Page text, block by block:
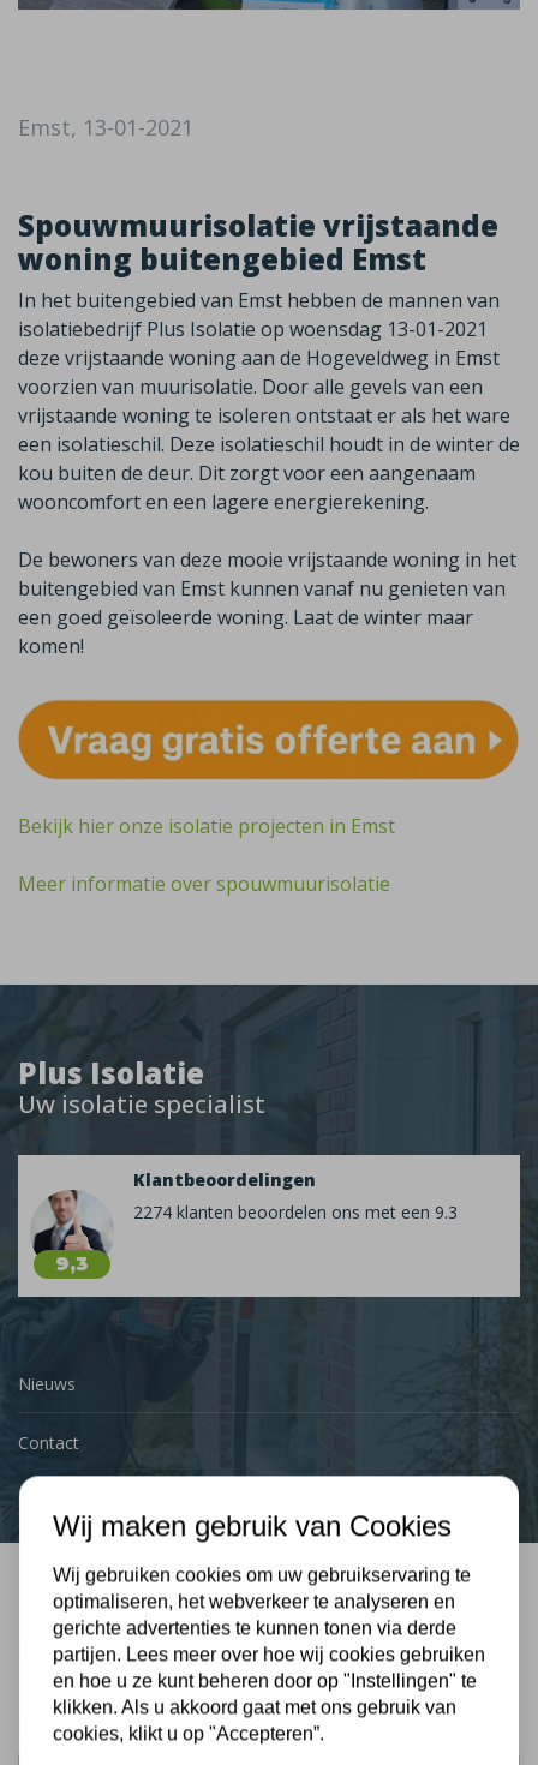
Plus Isolatie
Uw isolatie specialist
9,3
Klantbeoordelingen
2274 klanten beoordelen ons met een 9.3
Nieuws
Contact
Bel mij terug
Gratis, vrijblijvend advies
Uw naam:
Emst, 13-01-2021
Spouwmuurisolatie vrijstaande
woning buitengebied Emst
In het buitengebied van Emst hebben de mannen van
isolatiebedrijf Plus Isolatie op woensdag 13-01-2021
deze vrijstaande woning aan de Hogeveldweg in Emst
voorzien van muurisolatie. Door alle gevels van een
vrijstaande woning te isoleren ontstaat er als het ware
een isolatieschil. Deze isolatieschil houdt in de winter de
kou buiten de deur. Dit zorgt voor een aangenaam
wooncomfort en een lagere energierekening.
De bewoners van deze mooie vrijstaande woning in het
buitengebied van Emst kunnen vanaf nu genieten van
een goed geïsoleerde woning. Laat de winter maar
komen!
Bekijk hier onze isolatie projecten in Emst
Meer informatie over spouwmuurisolatie
Wij maken gebruik van Cookies
Wij gebruiken cookies om uw gebruikservaring te
optimaliseren, het webverkeer te analyseren en
gerichte advertenties te kunnen tonen via derde
partijen. Lees meer over hoe wij cookies gebruiken
en hoe u ze kunt beheren door op "Instellingen" te
klikken. Als u akkoord gaat met ons gebruik van
cookies, klikt u op "Accepteren”.